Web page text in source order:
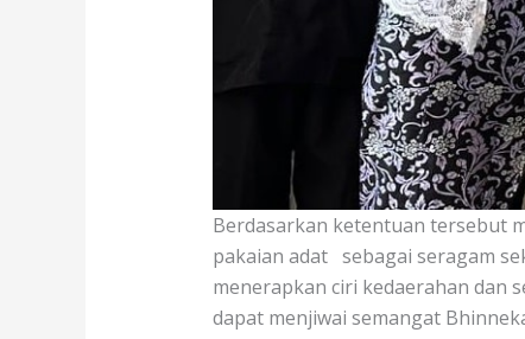
Berdasarkan ketentuan tersebut
pakaian adat sebagai seragam
menerapkan ciri kedaerahan dan
dapat menjiwai semangat